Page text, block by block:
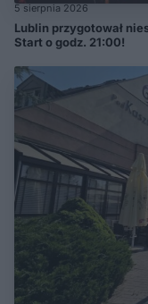
5 sierpnia 2026
Lublin przygotował
Start o godz. 21:00!